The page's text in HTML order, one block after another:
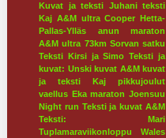
Kuvat ja teksti Juhani teksti
Kaj A&M ultra Cooper Hetta-
Pallas-Ylläs
anun maraton
A&M ultra 73km Sorvan satku
Teksti Kirsi ja Simo Teksti ja
kuvat: Unski kuvat A&M kuvat
ja teksti Kaj
pikkujoulut
vaellus Eka maraton Joensuu
Night run Teksti ja kuvat A&M
Teksti: Mari
Tuplamaraviikonloppu
Wales